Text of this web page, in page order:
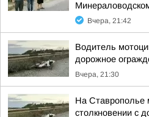
Вчера, 21:42
Водитель
дорожное
Вчера, 21:30
На Ставрополье
столкновении с